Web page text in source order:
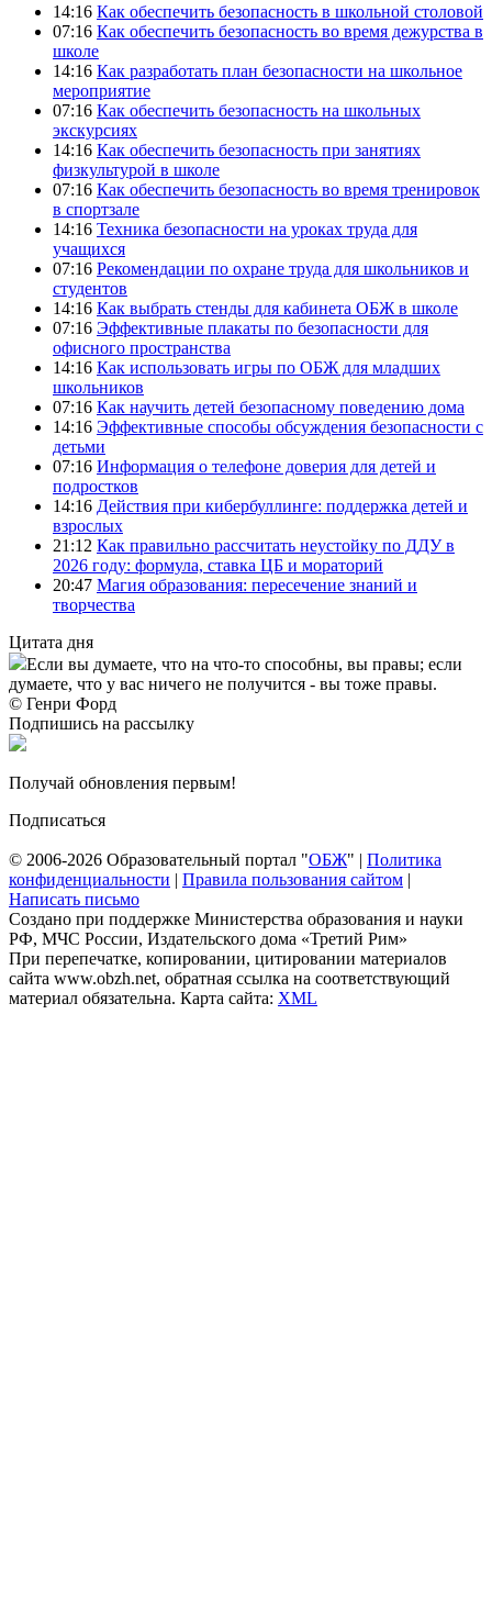
14:16 Как обеспечить безопасность в школьной столовой
07:16 Как обеспечить безопасность во время дежурства в
школе
14:16 Как разработать план безопасности на школьное
мероприятие
07:16 Как обеспечить безопасность на школьных
экскурсиях
14:16 Как обеспечить безопасность при занятиях
физкультурой в школе
07:16 Как обеспечить безопасность во время тренировок
в спортзале
14:16 Техника безопасности на уроках труда для
учащихся
07:16 Рекомендации по охране труда для школьников и
студентов
14:16 Как выбрать стенды для кабинета ОБЖ в школе
07:16 Эффективные плакаты по безопасности для
офисного пространства
14:16 Как использовать игры по ОБЖ для младших
школьников
07:16 Как научить детей безопасному поведению дома
14:16 Эффективные способы обсуждения безопасности с
детьми
07:16 Информация о телефоне доверия для детей и
подростков
14:16 Действия при кибербуллинге: поддержка детей и
взрослых
21:12 Как правильно рассчитать неустойку по ДДУ в
2026 году: формула, ставка ЦБ и мораторий
20:47 Магия образования: пересечение знаний и
творчества
Цитата дня
Если вы думаете, что на что-то способны, вы правы; если
думаете, что у вас ничего не получится - вы тоже правы.
© Генри Форд
Подпишись на рассылку
Получай обновления первым!
Подписаться
© 2006-2026 Образовательный портал "ОБЖ" | Политика
конфиденциальности | Правила пользования сайтом |
Написать письмо
Создано при поддержке Министерства образования и науки
РФ, МЧС России, Издательского дома «Третий Рим»
При перепечатке, копировании, цитировании материалов
сайта www.obzh.net, обратная ссылка на соответствующий
материал обязательна. Карта сайта: XML